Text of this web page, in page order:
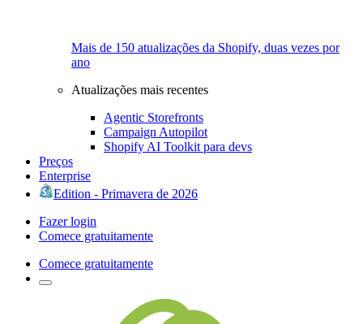
Mais de 150 atualizações da Shopify, duas vezes por
ano
Atualizações mais recentes
Agentic Storefronts
Campaign Autopilot
Shopify AI Toolkit para devs
Preços
Enterprise
Edition - Primavera de 2026
Fazer login
Comece gratuitamente
Comece gratuitamente